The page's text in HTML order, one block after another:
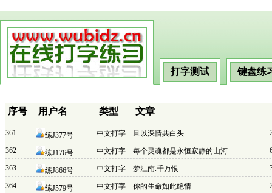
打字测试 键盘练
序号 用户名 类型 文章
361 练J377号 中文打字 且以深情共白头
362 练J176号 中文打字 每个灵魂都是永恒寂静的山河
363 练J866号 中文打字 梦江南.千万恨
364 练J579号 中文打字 你的生命如此绝情